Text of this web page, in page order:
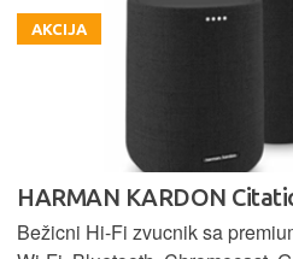
AKCIJA
HARMAN KARDON
Bežicni Hi-Fi zvucnik sa